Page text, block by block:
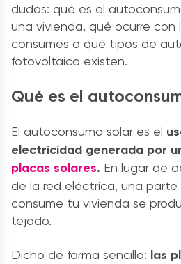
dudas: qué es el
una vivienda, qué ocurre con
consumes o qué tipos de
fotovoltaico existen.
Qué es el
El autoconsumo solar es el
electricidad generada por
placas solares. En lugar de
de la red eléctrica, una
consume tu vivienda se
tejado.
Dicho de forma sencilla: las